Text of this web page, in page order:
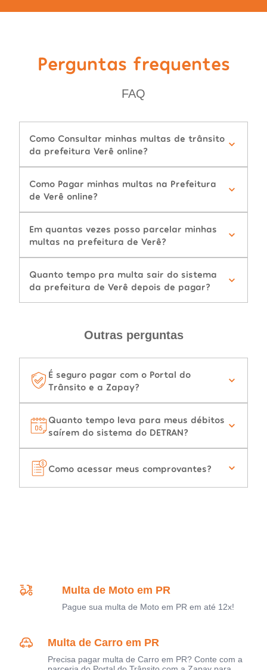
Perguntas frequentes
FAQ
Como Consultar minhas multas de trânsito
da prefeitura Verê online?
Como Pagar minhas multas na Prefeitura
de Verê online?
Em quantas vezes posso parcelar minhas
multas na prefeitura de Verê?
Quanto tempo pra multa sair do sistema
da prefeitura de Verê depois de pagar?
Outras perguntas
É seguro pagar com o Portal do
Trânsito e a Zapay?
Quanto tempo leva para meus débitos
saírem do sistema do DETRAN?
Como acessar meus comprovantes?
Multa de Moto em PR
Pague sua multa de Moto em PR em até 12x!
Multa de Carro em PR
Precisa pagar multa de Carro em PR? Conte com a